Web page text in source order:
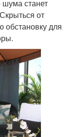
станет
от
обстановку для